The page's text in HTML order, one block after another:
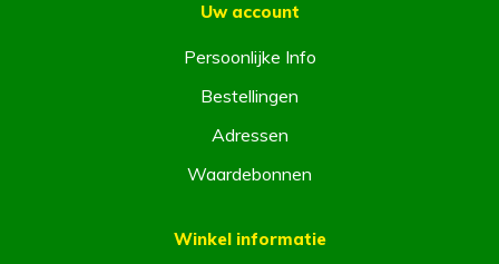
Uw account
Persoonlijke Info
Bestellingen
Adressen
Waardebonnen
Winkel informatie